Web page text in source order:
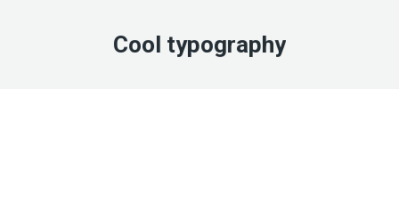
Cool typography